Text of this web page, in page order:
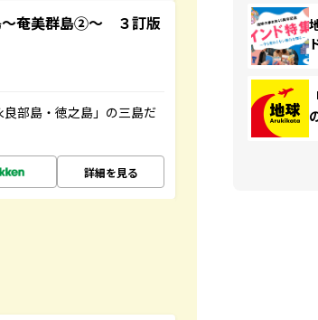
奄美群島②～ ３訂版
部島・徳之島」の三島だ
詳細を見る